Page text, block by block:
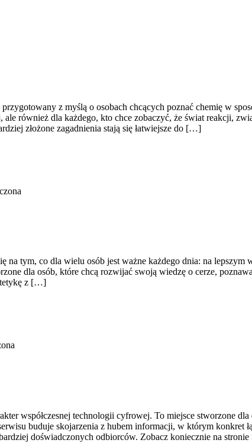
z myślą o osobach chcących poznać chemię w
również dla każdego, kto chce zobaczyć, że świat reakcji,
złożone zagadnienia stają się łatwiejsze do […]
tym, co dla wielu osób jest ważne każdego dnia: na
dla osób, które chcą rozwijać swoją wiedzę o cerze,
z […]
współczesnej technologii cyfrowej. To miejsce stworzone
buduje skojarzenia z hubem informacji, w którym konkret
doświadczonych odbiorców. Zobacz koniecznie na